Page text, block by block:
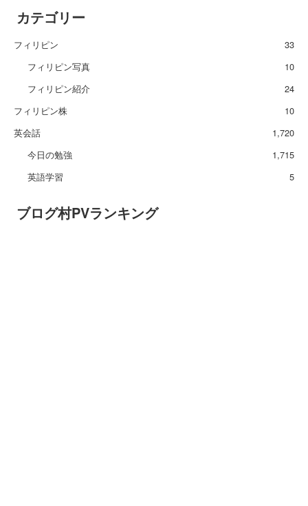
カテゴリー
フィリピン
33
フィリピン写真
10
フィリピン紹介
24
フィリピン株
10
英会話
1,720
今日の勉強
1,715
英語学習
5
ブログ村PVランキング